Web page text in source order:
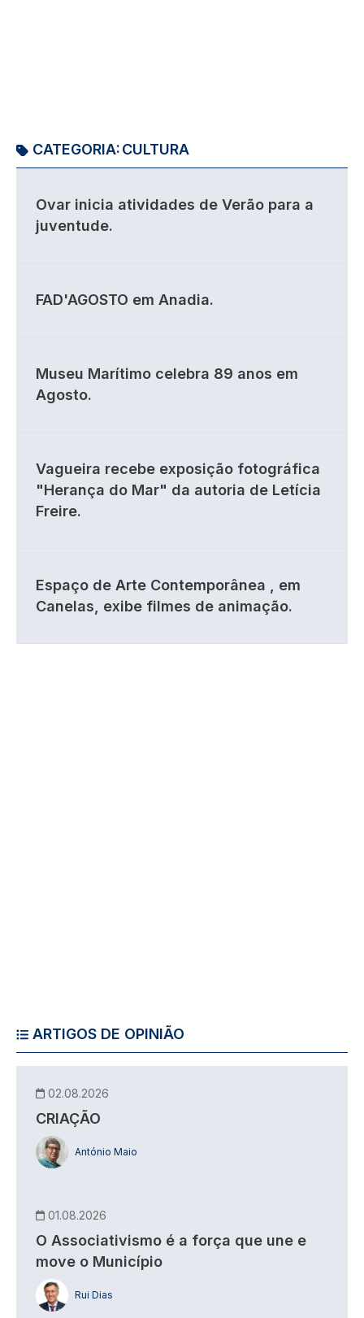
CATEGORIA:CULTURA
Ovar inicia atividades de Verão para a
juventude.
FAD'AGOSTO em Anadia.
Museu Marítimo celebra 89 anos em
Agosto.
Vagueira recebe exposição fotográfica
"Herança do Mar" da autoria de Letícia
Freire.
Espaço de Arte Contemporânea , em
Canelas, exibe filmes de animação.
ARTIGOS DE OPINIÃO
02.08.2026
CRIAÇÃO
António Maio
01.08.2026
O Associativismo é a força que une e
move o Município
Rui Dias